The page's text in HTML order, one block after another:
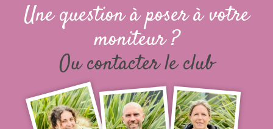
Une question à poser à votre
moniteur ?
Ou contacter le club